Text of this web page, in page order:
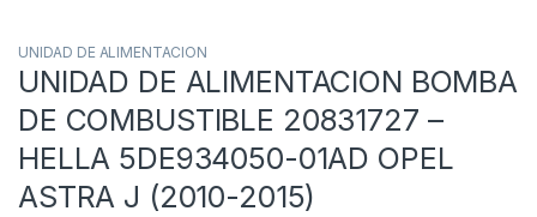
UNIDAD DE ALIMENTACION
UNIDAD DE ALIMENTACION BOMBA
DE COMBUSTIBLE 20831727 –
HELLA 5DE934050-01AD OPEL
ASTRA J (2010-2015)